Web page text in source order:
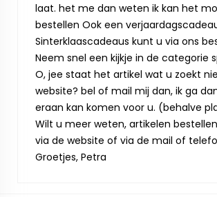
laat. het me dan weten ik kan het
bestellen Ook een
Sinterklaascadeaus kunt u via ons
Neem snel een kijkje in de categorie
O, jee staat het artikel wat u zoekt
website? bel of mail mij dan, ik ga
eraan kan komen voor u. (behalve
Wilt u meer weten, artikelen
via de website of via de mail of
Groetjes, Petra